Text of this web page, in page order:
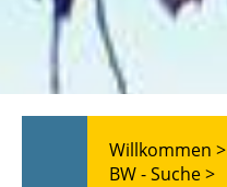
Willkommen >
BW - Suche >